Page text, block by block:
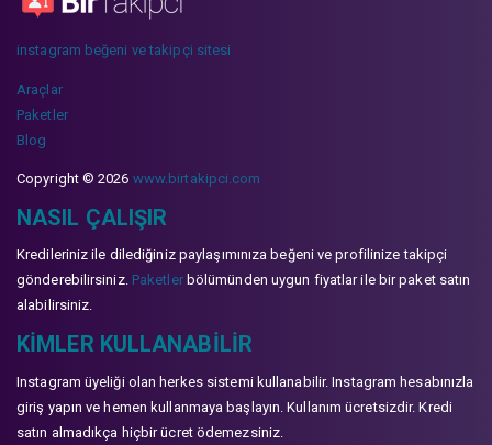
instagram beğeni ve takipçi sitesi
Araçlar
Paketler
Blog
Copyright © 2026 www.birtakipci.com
NASIL ÇALIŞIR
Kredileriniz ile dilediğiniz paylaşımınıza beğeni ve profilinize takipçi
gönderebilirsiniz. Paketlerbölümünden uygun fiyatlar ile bir paket satın
alabilirsiniz.
KIMLER KULLANABILIR
Instagram üyeliği olan herkes sistemi kullanabilir. Instagram hesabınızla
giriş yapın ve hemen kullanmaya başlayın. Kullanım ücretsizdir. Kredi
satın almadıkça hiçbir ücret ödemezsiniz.